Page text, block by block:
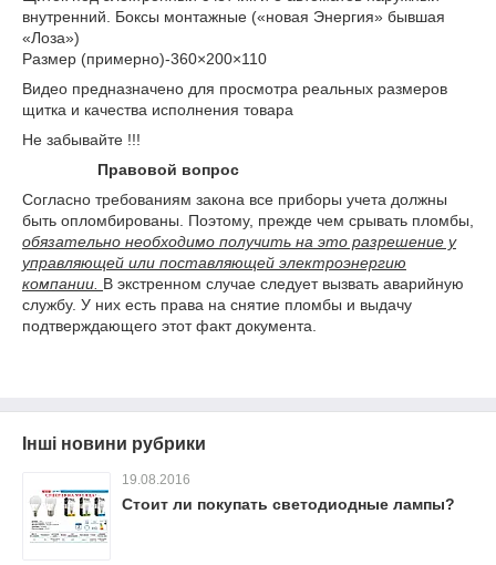
внутренний. Боксы монтажные («новая Энергия» бывшая
«Лоза»)
Размер (примерно)-360×200×110
Видео предназначено для просмотра реальных размеров
щитка и качества исполнения товара
Не забывайте !!!
Правовой вопрос
Согласно требованиям закона все приборы учета должны
быть опломбированы. Поэтому, прежде чем срывать пломбы,
обязательно необходимо получить на это разрешение у
управляющей или поставляющей электроэнергию
компании. В экстренном случае следует вызвать аварийную
службу. У них есть права на снятие пломбы и выдачу
подтверждающего этот факт документа.
Інші новини рубрики
19.08.2016
Стоит ли покупать светодиодные лампы?